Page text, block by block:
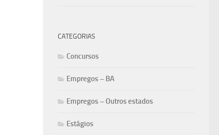
CATEGORIAS
Concursos
Empregos – BA
Empregos – Outros estados
Estágios